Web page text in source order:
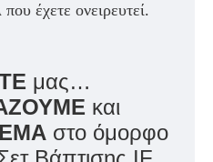
έχετε ονειρευτεί.
μας…
και
στο όμορφο